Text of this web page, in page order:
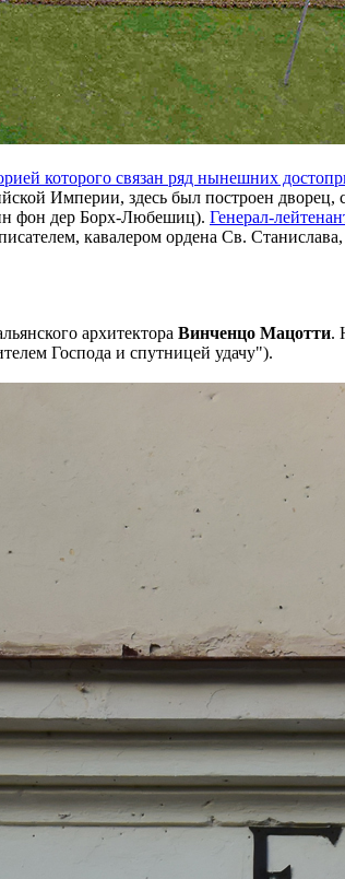
которого связан ряд нынешних
Империи, здесь был построен
фон дер Борх-Любешиц). Генерал-
кавалером ордена Св.
архитектора Винченцо Мацотти.
Господа и спутницей удачу").